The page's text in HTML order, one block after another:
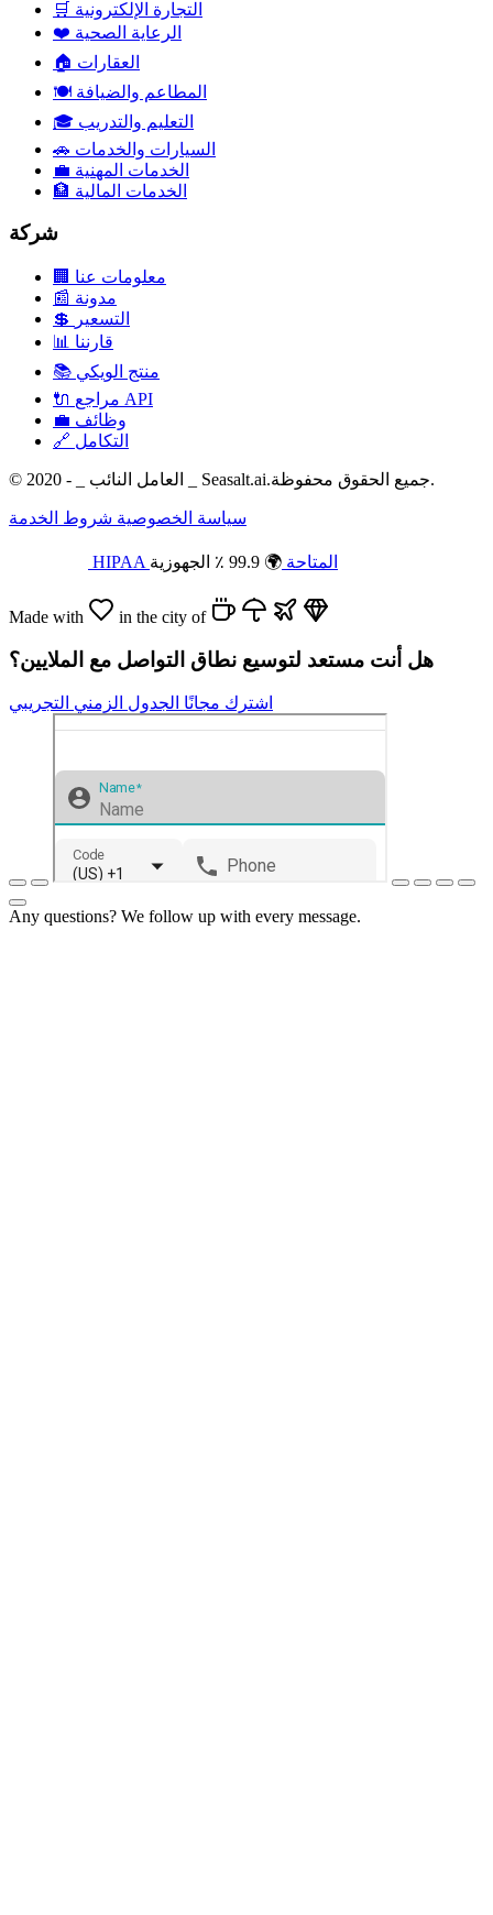
🛒 التجارة الإلكترونية
❤️ الرعاية الصحية
🏠 العقارات
🍽️ المطاعم والضيافة
🎓 التعليم والتدريب
🚗 السيارات والخدمات
💼 الخدمات المهنية
🏦 الخدمات المالية
شركة
🏢 معلومات عنا
📰 مدونة
💲
التسعير
📊 قارننا
📚 منتج الويكي
🔌
مراجع API
💼 وظائف
🔗 التكامل
© 2020 - _ العامل النائب _ Seasalt.ai.جميع الحقوق محفوظة.
سياسة الخصوصية شروط الخدمة
HIPAA المتاحة 🌍 99.9 ٪ الجهوزية
Made with in the city of
هل أنت مستعد لتوسيع نطاق التواصل مع الملايين؟
اشترك مجانًا الجدول الزمني التجريبي
Any questions? We follow up with every message.